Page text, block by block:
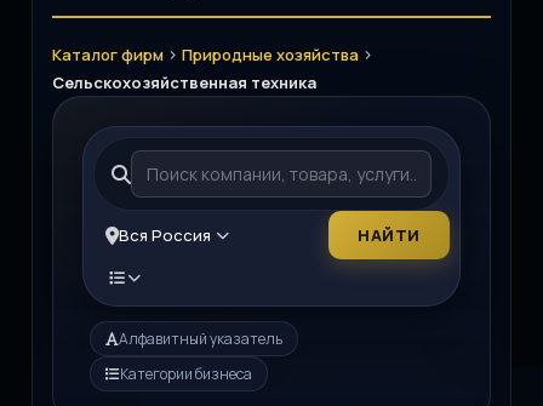
Каталог фирм > Природные хозяйства >
Сельскохозяйственная техника
Вся Россия НАЙТИ
Алфавитный указатель
Категории бизнеса